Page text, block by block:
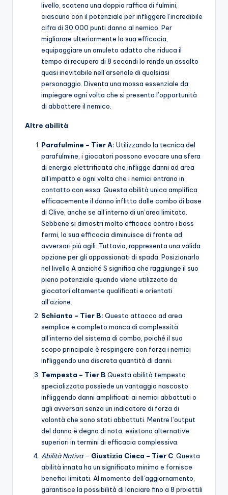
livello, scatena una doppia raffica di fulmini,
ciascuno con il potenziale per infliggere l’incredibile
cifra di 30.000 punti danno al nemico. Per
migliorare ulteriormente la sua efficacia,
equipaggiare un amuleto adatto che riduca il
tempo di recupero di 8 secondi lo rende un assalto
quasi inevitabile nell’arsenale di qualsiasi
personaggio. Diventa una mossa essenziale da
impiegare ogni volta che si presenta l’opportunità
di abbattere il nemico.
Altre abilità
Parafulmine – Tier A: Utilizzando la tecnica del
parafulmine, i giocatori possono evocare una sfera
di energia elettrificata che infligge danni ad area
all’impatto e ogni volta che i nemici entrano in
contatto con essa. Questa abilità unica amplifica
efficacemente il danno inflitto dalle combo di base
di Clive, anche se all’interno di un’area limitata.
Sebbene si dimostri molto efficace contro i boss
fermi, la sua efficacia diminuisce di fronte ad
avversari più agili. Tuttavia, rappresenta una valida
opzione per gli appassionati di spada. Posizionarlo
nel livello A anziché S significa che raggiunge il suo
pieno potenziale quando viene utilizzato da
giocatori altamente qualificati e orientati
all’azione.
Schianto – Tier B: Questo attacco ad area
semplice e completo manca di complessità
all’interno del sistema di combo, poiché il suo
scopo principale è respingere con forza i nemici
infliggendo una discreta quantità di danni.
Tempesta – Tier B Questa abilità tempesta
specializzata possiede un vantaggio nascosto
infliggendo danni amplificati ai nemici abbattuti o
agli avversari senza un indicatore di forza di
volontà che sono stati abbattuti. Mentre l’output
del danno è degno di nota, esistono alternative
superiori in termini di efficacia complessiva.
Abilità Nativa– Giustizia Cieca – Tier C: Questa
abilità innata ha un significato minimo e fornisce
benefici limitati. Al momento dell’aggiornamento,
garantisce la possibilità di lanciare fino a 8 proiettili